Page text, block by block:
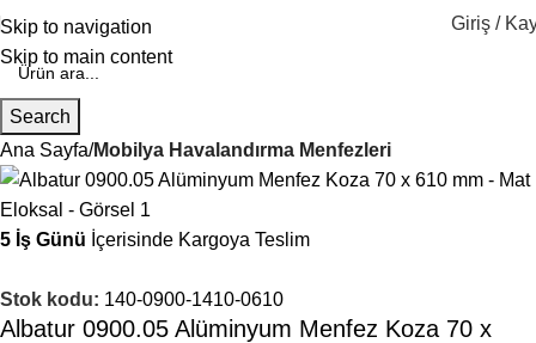
Skip to navigation
Skip to main content
Giriş /
Search
Ana Sayfa Mobilya Havalandırma Menfezleri
5 İş Günü İçerisinde Kargoya Teslim
Stok kodu: 140-0900-1410-0610
Albatur 0900.05 Alüminyum Menfez Koza 70 x